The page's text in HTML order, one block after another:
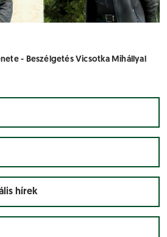
- Beszélgetés Vicsotka Mihállyal
hírek